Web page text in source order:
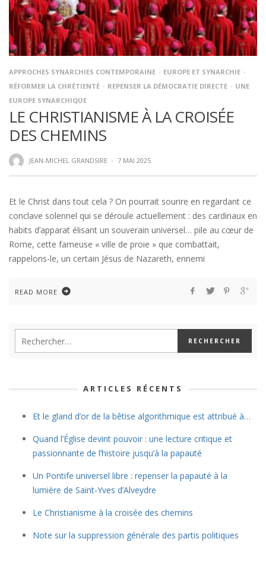
APPROCHES SYNARCHIES CONTEMPORAINE
EUROPE ET SYNARCHIE
RÉFORMER LA CHRÉTIENTÉ
REPENSER LA DÉMOCRATIE DIRECTE
UNE
EUROPE SYNARCHIQUE
LE CHRISTIANISME À LA CROISÉE
DES CHEMINS
JEAN-MICHEL GRANDSIRE · 7 MAI 2025
Et le Christ dans tout cela ? On pourrait sourire en regardant ce
conclave solennel qui se déroule actuellement : des cardinaux en
habits d’apparat élisant un souverain universel… pile au cœur de
Rome, cette fameuse « ville de proie » que combattait,
rappelons-le, un certain Jésus de Nazareth, ennemi
READ MORE
ARTICLES RÉCENTS
Et le gland d’or de la bêtise algorithmique est attribué à…
Quand l’Église devint pouvoir : une lecture critique et
passionnante de l’histoire jusqu’à la papauté
Un Pontife universel libre : repenser la papauté à la
lumière de Saint-Yves d’Alveydre
Le Christianisme à la croisée des chemins
Note sur la suppression générale des partis politiques